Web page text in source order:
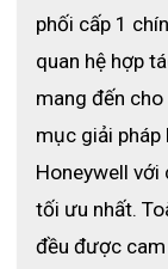
phối cấp 1
quan hệ hợp
mang đến
mục giải pháp
Honeywell với
tối ưu nhất.
đều được cam